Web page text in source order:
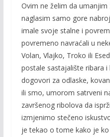
Ovim ne želim da
naglasim samo gore
imale svoje stalne i
povremeno navraćali u
Volan, Vlajko, Troko ili
postale sastajalište ribara i
dogovori za odlaske,
ili smo, umorom satrveni
završenog ribolova da
izmjenimo stečeno
je tekao o tome kako je